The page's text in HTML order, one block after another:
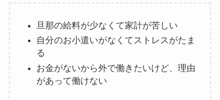
旦那の給料が少なくて家計が苦しい
自分のお小遣いがなくてストレスがたま
る
お金がないから外で働きたいけど、理由
があって働けない